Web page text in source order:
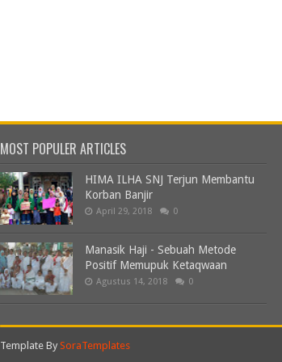
MOST POPULER ARTICLES
HIMA ILHA SNJ Terjun Membantu
Korban Banjir
April 29, 2018 0
Manasik Haji - Sebuah Metode
Positif Memupuk Ketaqwaan
Agustus 14, 2018 0
Template By SoraTemplates